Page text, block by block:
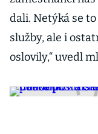
dali. Netýká se
služby, ale i
oslovily,“ uvedl